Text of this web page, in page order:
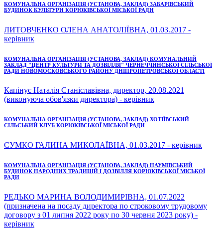
КОМУНАЛЬНА ОРГАНІЗАЦІЯ (УСТАНОВА, ЗАКЛАД) ЗАБАРІВСЬКИЙ
БУДИНОК КУЛЬТУРИ КОРЮКІВСЬКОЇ МІСЬКОЇ РАДИ
ЛИТОВЧЕНКО ОЛЕНА АНАТОЛІЇВНА, 01.03.2017 -
керівник
КОМУНАЛЬНА ОРГАНІЗАЦІЯ (УСТАНОВА, ЗАКЛАД) КОМУНАЛЬНИЙ
ЗАКЛАД "ЦЕНТР КУЛЬТУРИ ТА ДОЗВІЛЛЯ" ЧЕРНЕЧЧИНСЬКОЇ СІЛЬСЬКОЇ
РАДИ НОВОМОСКОВСЬКОГО РАЙОНУ ДНІПРОПЕТРОВСЬКОЇ ОБЛАСТІ
Капінус Наталія Станіславівна, директор, 20.08.2021
(виконуюча обов'язки директора) - керівник
КОМУНАЛЬНА ОРГАНІЗАЦІЯ (УСТАНОВА, ЗАКЛАД) ХОТІЇВСЬКИЙ
СІЛЬСЬКИЙ КЛУБ КОРЮКІВСЬКОЇ МІСЬКОЇ РАДИ
СУМКО ГАЛИНА МИКОЛАЇВНА, 01.03.2017 - керівник
КОМУНАЛЬНА ОРГАНІЗАЦІЯ (УСТАНОВА, ЗАКЛАД) НАУМІВСЬКИЙ
БУДИНОК НАРОДНИХ ТРАДИЦІЙ І ДОЗВІЛЛЯ КОРЮКІВСЬКОЇ МІСЬКОЇ
РАДИ
РЕДЬКО МАРИНА ВОЛОДИМИРІВНА, 01.07.2022
(призначена на посаду директора по строковому трудовому
договору з 01 липня 2022 року по 30 червня 2023 року) -
керівник